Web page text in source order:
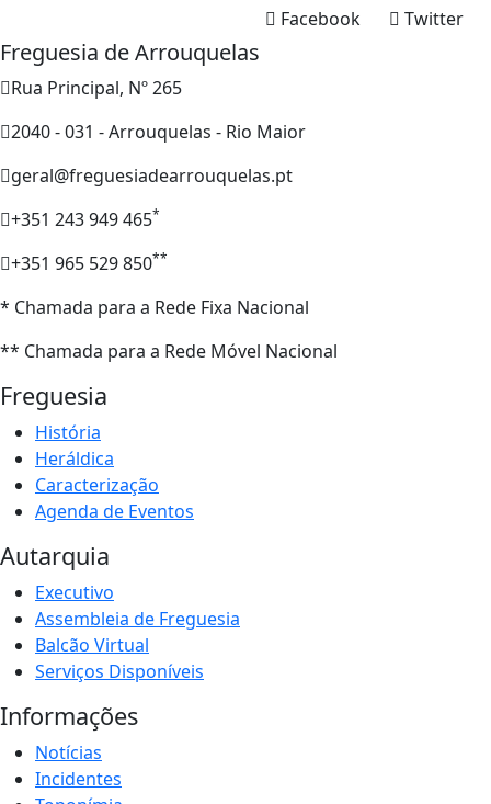
Twitter
Facebook
Freguesia de Arrouquelas
Rua Principal, Nº 265
2040 - 031 - Arrouquelas - Rio Maior
geral@freguesiadearrouquelas.pt
+351 243 949 465*
+351 965 529 850**
* Chamada para a Rede Fixa Nacional
** Chamada para a Rede Móvel Nacional
Freguesia
História
Heráldica
Caracterização
Agenda de Eventos
Autarquia
Executivo
Assembleia de Freguesia
Balcão Virtual
Serviços Disponíveis
Informações
Notícias
Incidentes